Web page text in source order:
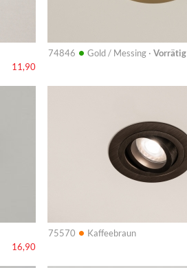
11,90
74846 • Gold / Messing · Vorrätig
16,90
75570 • Kaffeebraun
Info